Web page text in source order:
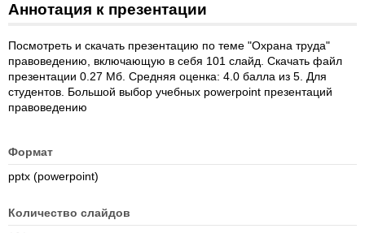
Аннотация к презентации
Посмотреть и скачать презентацию по теме "Охрана труда"
правоведению, включающую в себя 101 слайд. Скачать файл
презентации 0.27 Мб. Средняя оценка: 4.0 балла из 5. Для
студентов. Большой выбор учебных powerpoint презентаций
правоведению
Формат
pptx (powerpoint)
Количество слайдов